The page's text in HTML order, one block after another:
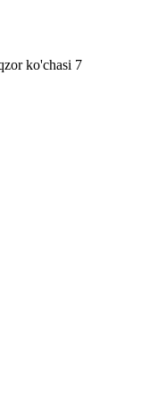
ko'chasi 7